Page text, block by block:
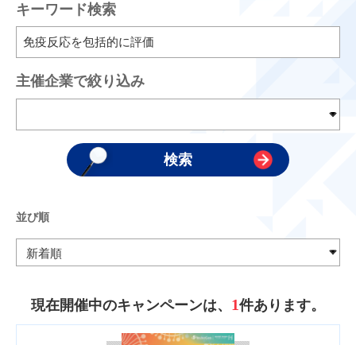
キーワード検索
主催企業で絞り込み
並び順
現在開催中のキャンペーンは、 1件あります。